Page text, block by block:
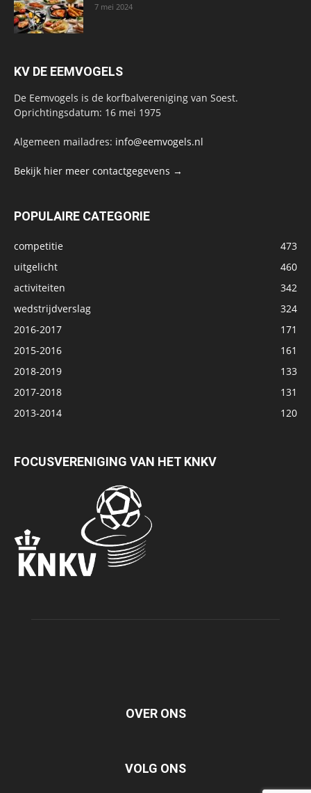
7 mei 2024
KV DE EEMVOGELS
De Eemvogels is de korfbalvereniging van Soest.
Oprichtingsdatum: 16 mei 1975
Algemeen mailadres: info@eemvogels.nl
Bekijk hier meer contactgegevens →
POPULAIRE CATEGORIE
competitie
473
uitgelicht
460
activiteiten
342
wedstrijdverslag
324
2016-2017
171
2015-2016
161
2018-2019
133
2017-2018
131
2013-2014
120
FOCUSVERENIGING VAN HET KNKV
OVER ONS
VOLG ONS